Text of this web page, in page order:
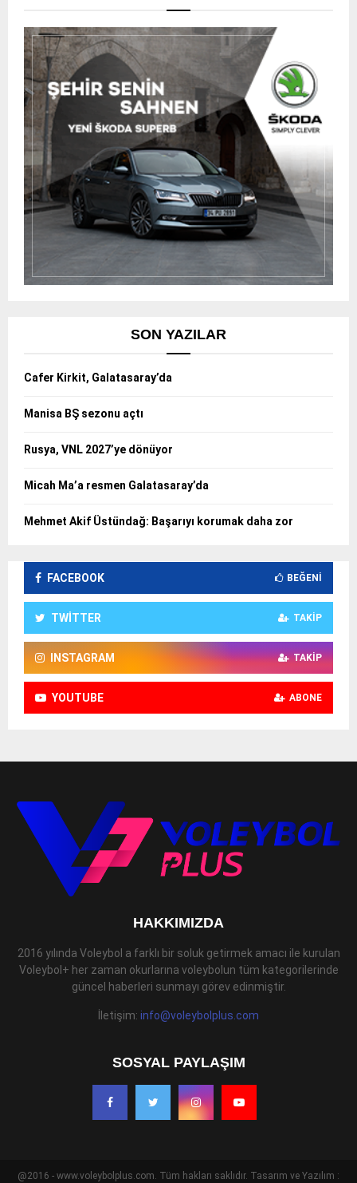
SON YAZILAR
Cafer Kirkit, Galatasaray’da
Manisa BŞ sezonu açtı
Rusya, VNL 2027’ye dönüyor
Micah Ma’a resmen Galatasaray’da
Mehmet Akif Üstündağ: Başarıyı korumak daha zor
FACEBOOK BEĞENI
TWITTER TAKIP
INSTAGRAM TAKIP
YOUTUBE ABONE
HAKKIMIZDA
2016 yılında Voleybol a farklı bir soluk getirmek amacı ile kurulan
Voleybol+ her zaman okurlarına voleybolun tüm kategorilerinde
güncel haberleri sunmayı görev edinmiştir.
İletişim: info@voleybolplus.com
SOSYAL PAYLAŞIM
@2016 - www.voleybolplus.com. Tüm hakları saklıdır. Tasarım ve Yazılım :